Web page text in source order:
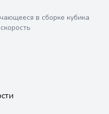
в сборке кубика